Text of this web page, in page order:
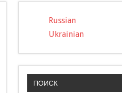
Russian
Ukrainian
ПОИСК